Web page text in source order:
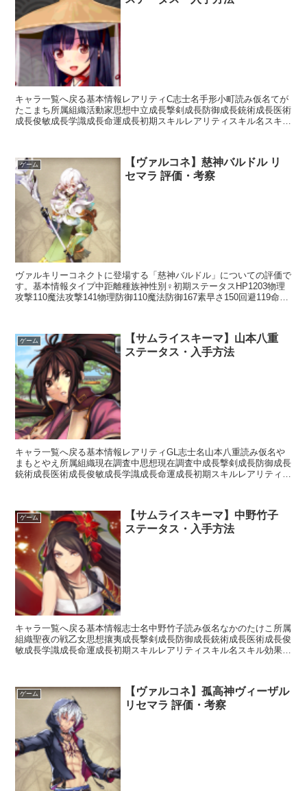
キャラ一覧へ戻る基本情報レアリティC志士名手形小町読み仮名てが
たこまち所属組織活動家思想中立成長撃剣成長防御成長銃術成長医術
成長俊敏成長学識成長命運成長初期スキルレアリティスキル名スキル
ゲーム
【ヴァルコネ】慈神バルドル リ
セマラ 評価・考察
ヴァルキリーコネクトに登場する「慈神バルドル」についての評価で
す。基本情報タイプ中距離種族神性別♀初期ステータスHP1203物理
攻撃110魔法攻撃141物理防御110魔法防御167素早さ150回避119命中
ゲーム
【サムライスキーマ】山本八重
ステータス・入手方法
キャラ一覧へ戻る基本情報レアリティGL志士名山本八重読み仮名や
まもとやえ所属組織現在調査中思想現在調査中成長撃剣成長防御成長
銃術成長医術成長俊敏成長学識成長命運成長初期スキルレアリティス
ゲーム
【サムライスキーマ】中野竹子
ステータス・入手方法
キャラ一覧へ戻る基本情報志士名中野竹子読み仮名なかのたけこ所属
組織聖夜の戦乙女思想攘夷成長撃剣成長防御成長銃術成長医術成長俊
敏成長学識成長命運成長初期スキルレアリティスキル名スキル効果
ゲーム
【ヴァルコネ】孤高神ヴィーザル
リセマラ 評価・考察